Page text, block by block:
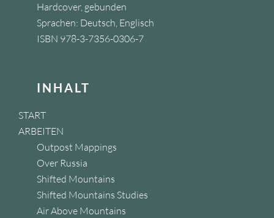
Hardcover, gebunden
Sprachen: Deutsch, Englisch
ISBN 978-3-7356-0306-7
INHALT
START
ARBEITEN
Outpost Mappings
Over Russia
Shifted Mountains
Shifted Mountains Studies
Air Above Mountains